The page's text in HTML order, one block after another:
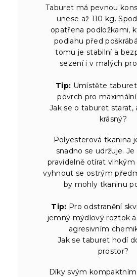
Taburet má pevnou
unese až 110 kg.
opatřena podložkami,
podlahu před
tomu je stabilní a
sezení i v malých
Tip: Umístěte
povrch pro
Jak se o taburet starat,
krásný?
Polyesterová tkanina
snadno se udržuje.
pravidelně otírat
vyhnout se ostrým
by mohly tkaninu
Tip: Pro odstranění
jemný mýdlový roztok
agresivním
Jak se taburet hodí
prostor?
Díky svým